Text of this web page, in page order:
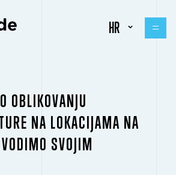
HR
OBLIKOVANJU
NA LOKACIJAMA NA
SVOJIM